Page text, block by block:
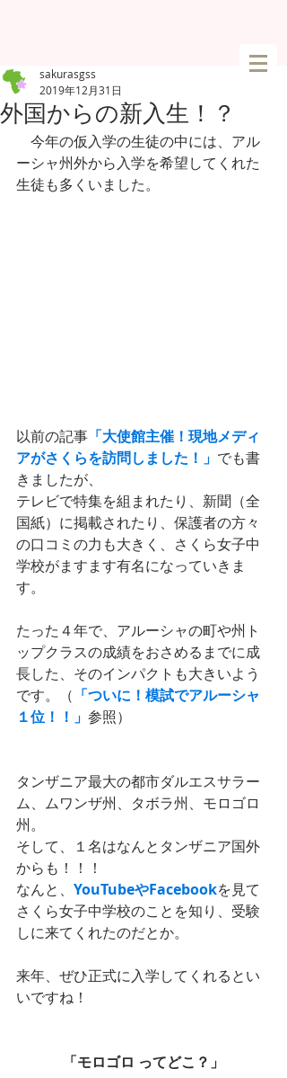
外国からの新入生！？
sakurasgss
2019年12月31日
今年の仮入学の生徒の中には、アル
ーシャ州外から入学を希望してくれた
生徒も多くいました。
以前の記事 「大使館主催！現地メディ
アがさくらを訪問しました！」 でも書
きましたが、
テレビで特集を組まれたり、新聞（全
国紙）に掲載されたり、保護者の方々
の口コミの力も大きく、さくら女子中
学校がますます有名になっていきま
す。
たった４年で、アルーシャの町や州ト
ップクラスの成績をおさめるまでに成
長した、そのインパクトも大きいよう
です。（ 「ついに！模試でアルーシャ
１位！！」 参照）
タンザニア最大の都市ダルエスサラー
ム、ムワンザ州、タボラ州、モロゴロ
州。
そして、１名はなんとタンザニア国外
からも！！！
なんと、 YouTubeやFacebookを見て
さくら女子中学校のことを知り、受験
しに来てくれたのだとか。
来年、ぜひ正式に入学してくれるとい
いですね！
「モロゴロ ってどこ？」